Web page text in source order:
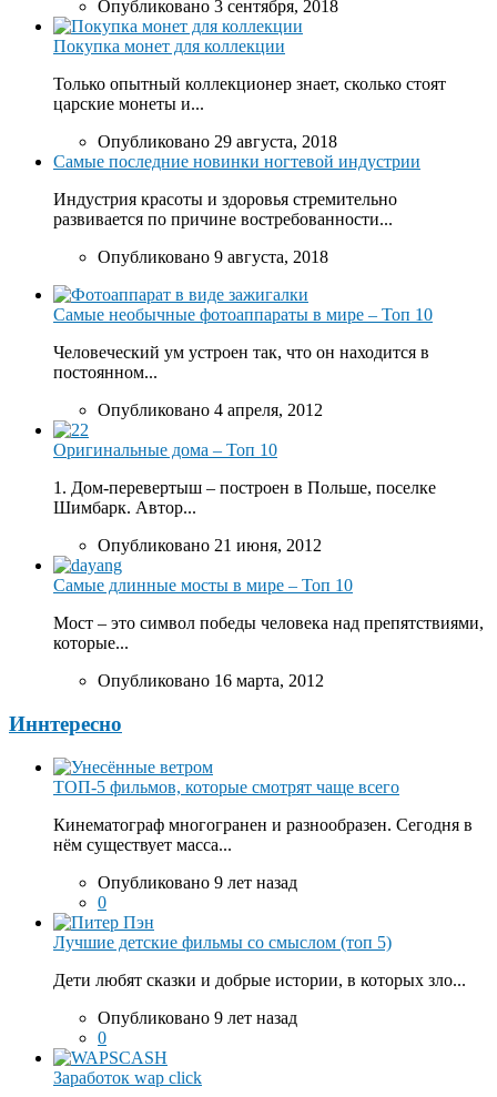
Опубликовано 3 сентября, 2018
Покупка монет для коллекции
Только опытный коллекционер знает, сколько стоят
царские монеты и...
Опубликовано 29 августа, 2018
Самые последние новинки ногтевой индустрии
Индустрия красоты и здоровья стремительно
развивается по причине востребованности...
Опубликовано 9 августа, 2018
Самые необычные фотоаппараты в мире – Топ 10
Человеческий ум устроен так, что он находится в
постоянном...
Опубликовано 4 апреля, 2012
Оригинальные дома – Топ 10
1. Дом-перевертыш – построен в Польше, поселке
Шимбарк. Автор...
Опубликовано 21 июня, 2012
Самые длинные мосты в мире – Топ 10
Мост – это символ победы человека над препятствиями,
которые...
Опубликовано 16 марта, 2012
Иннтересно
ТОП-5 фильмов, которые смотрят чаще всего
Кинематограф многогранен и разнообразен. Сегодня в
нём существует масса...
Опубликовано 9 лет назад
0
Лучшие детские фильмы со смыслом (топ 5)
Дети любят сказки и добрые истории, в которых зло...
Опубликовано 9 лет назад
0
Заработок wap click